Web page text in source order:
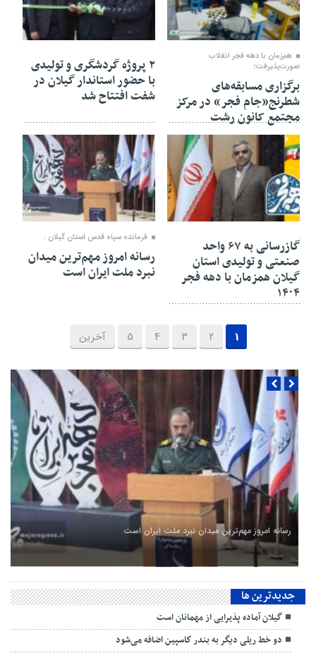
۲۱ بهمن ۱۴۰۴
هم‌زمان با دهه فجر انقلاب
صورت‌پذیرفت؛
برگزاری مسابقه‌های
شطرنج«جام فجر» در مرکز
مجتمع کانون رشت
۲ پروژه گردشگری و تولیدی
با حضور استاندار گیلان در
شفت افتتاح شد
۲۱ بهمن ۱۴۰۴
گازرسانی به ۶۷ واحد
صنعتی و تولیدی استان
گیلان همزمان با دهه فجر
۱۴۰۴
۲۱ بهمن ۱۴۰۴
فرمانده سپاه قدس استان گیلان :
رسانه امروز مهم‌ترین میدان
نبرد ملت ایران است
1
2
3
4
5 آخرین
رسانه امروز مهم‌ترین میدان نبرد ملت ایران است
جديدترين ها
گیلان آماده پذیرایی‌ از مهمانان است
دو خط ریلی دیگر به بندر كاسپین اضافه می‌شود